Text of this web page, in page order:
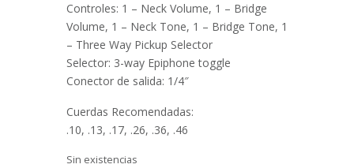
Controles: 1 – Neck Volume, 1 – Bridge
Volume, 1 – Neck Tone, 1 – Bridge Tone, 1
– Three Way Pickup Selector
Selector: 3-way Epiphone toggle
Conector de salida: 1/4″
Cuerdas Recomendadas:
.10, .13, .17, .26, .36, .46
Sin existencias